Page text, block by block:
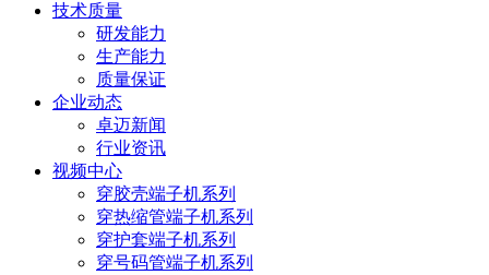
技术质量
研发能力
生产能力
质量保证
企业动态
卓迈新闻
行业资讯
视频中心
穿胶壳端子机系列
穿热缩管端子机系列
穿护套端子机系列
穿号码管端子机系列